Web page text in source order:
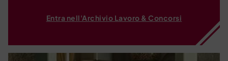
Entra nell'Archivio Lavoro & Concorsi